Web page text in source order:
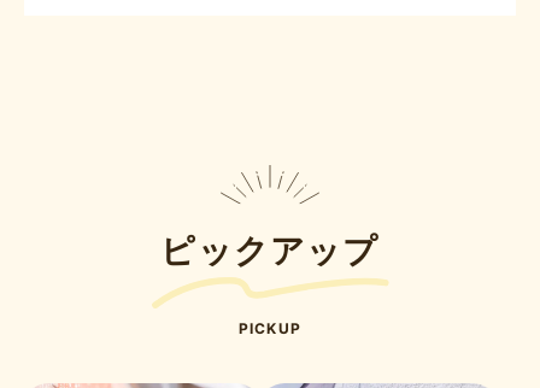
ピックアップ
PICKUP